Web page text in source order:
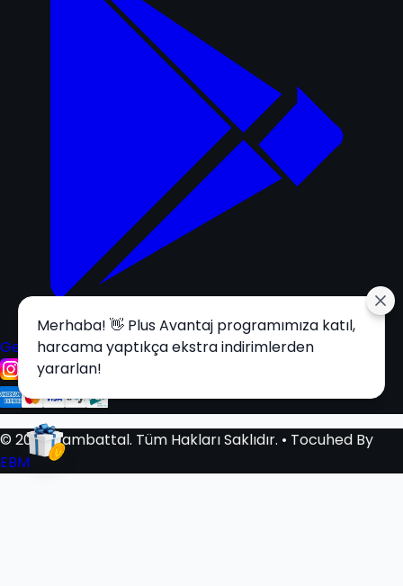
Get it onGoogle Play
© 2025 Tambattal. Tüm Hakları Saklıdır. • Tocuhed By
EBM
Merhaba! 👋 Plus Avantaj programımıza katıl,
harcama yaptıkça ekstra indirimlerden
yararlan!